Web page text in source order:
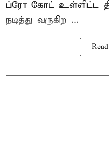
ப்ரோ கோட் உள்ளிட்ட
நடித்து வருகிற ...